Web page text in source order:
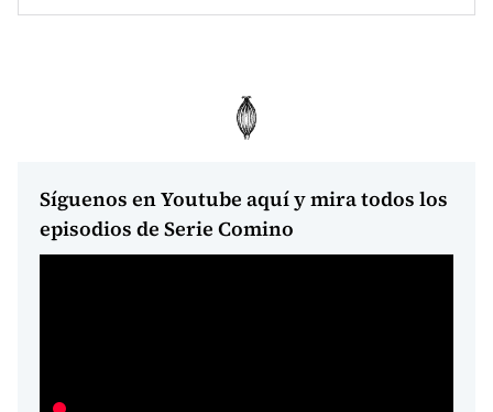
Síguenos en Youtube aquí y mira todos los
episodios de Serie Comino